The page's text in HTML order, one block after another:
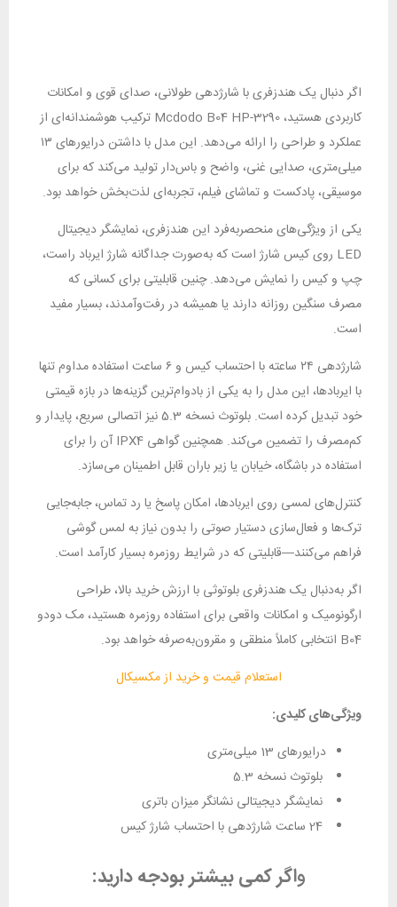
اگر دنبال یک هندزفری با شارژدهی طولانی، صدای قوی و امکانات
کاربردی هستید، Mcdodo B04 HP-3290 ترکیب هوشمندانه‌ای از
عملکرد و طراحی را ارائه می‌دهد. این مدل با داشتن درایورهای ۱۳
میلی‌متری، صدایی غنی، واضح و باس‌دار تولید می‌کند که برای
موسیقی، پادکست و تماشای فیلم، تجربه‌ای لذت‌بخش خواهد بود.
یکی از ویژگی‌های منحصربه‌فرد این هندزفری، نمایشگر دیجیتال
LED روی کیس شارژ است که به‌صورت جداگانه شارژ ایرباد راست،
چپ و کیس را نمایش می‌دهد. چنین قابلیتی برای کسانی که
مصرف سنگین روزانه دارند یا همیشه در رفت‌وآمدند، بسیار مفید
است.
شارژدهی ۲۴ ساعته با احتساب کیس و ۶ ساعت استفاده مداوم تنها
با ایربادها، این مدل را به یکی از بادوام‌ترین گزینه‌ها در بازه قیمتی
خود تبدیل کرده است. بلوتوث نسخه 5.3 نیز اتصالی سریع، پایدار و
کم‌مصرف را تضمین می‌کند. همچنین گواهی IPX4 آن را برای
استفاده در باشگاه، خیابان یا زیر باران قابل اطمینان می‌سازد.
کنترل‌های لمسی روی ایربادها، امکان پاسخ یا رد تماس، جابه‌جایی
ترک‌ها و فعال‌سازی دستیار صوتی را بدون نیاز به لمس گوشی
فراهم می‌کنند—قابلیتی که در شرایط روزمره بسیار کارآمد است.
اگر به‌دنبال یک هندزفری بلوتوثی با ارزش خرید بالا، طراحی
ارگونومیک و امکانات واقعی برای استفاده روزمره هستید، مک دودو
B04 انتخابی کاملاً منطقی و مقرون‌به‌صرفه خواهد بود.
استعلام قیمت و خرید از مکسیکال
ویژگی‌های کلیدی:
درایورهای 13 میلی‌متری
بلوتوث نسخه 5.3
نمایشگر دیجیتالی نشانگر میزان باتری
واگر کمی بیشتر بودجه دارید: